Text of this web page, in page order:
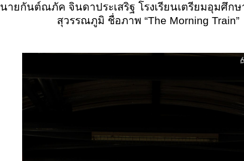
นายกันต์ณภัค จินดาประเสริฐ โรงเรียนเตรียมอุมศึก
สุวรรณภูมิ ชื่อภาพ “The Morning Train”